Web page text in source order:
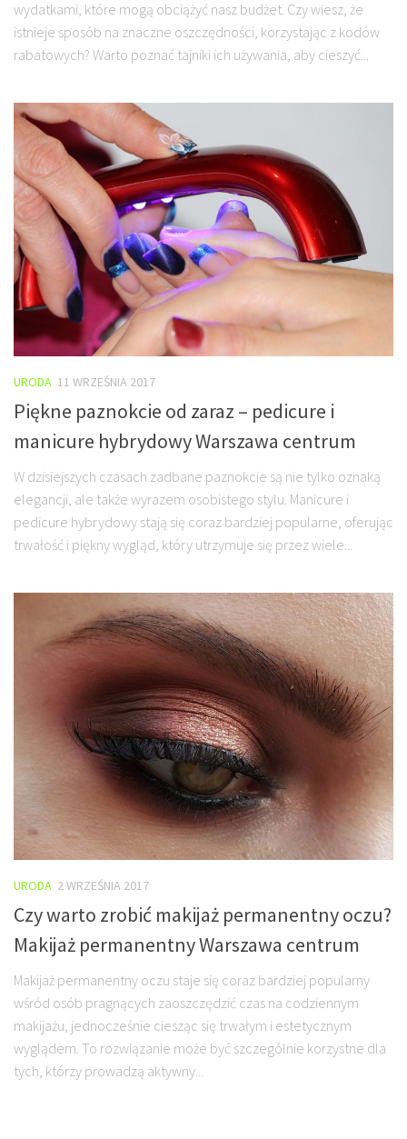
wydatkami, które mogą obciążyć nasz budżet. Czy wiesz, że
istnieje sposób na znaczne oszczędności, korzystając z kodów
rabatowych? Warto poznać tajniki ich używania, aby cieszyć...
URODA 11 WRZEŚNIA 2017
Piękne paznokcie od zaraz – pedicure i
manicure hybrydowy Warszawa centrum
W dzisiejszych czasach zadbane paznokcie są nie tylko oznaką
elegancji, ale także wyrazem osobistego stylu. Manicure i
pedicure hybrydowy stają się coraz bardziej popularne, oferując
trwałość i piękny wygląd, który utrzymuje się przez wiele...
URODA 2 WRZEŚNIA 2017
Czy warto zrobić makijaż permanentny oczu?
Makijaż permanentny Warszawa centrum
Makijaż permanentny oczu staje się coraz bardziej popularny
wśród osób pragnących zaoszczędzić czas na codziennym
makijażu, jednocześnie ciesząc się trwałym i estetycznym
wyglądem. To rozwiązanie może być szczególnie korzystne dla
tych, którzy prowadzą aktywny...